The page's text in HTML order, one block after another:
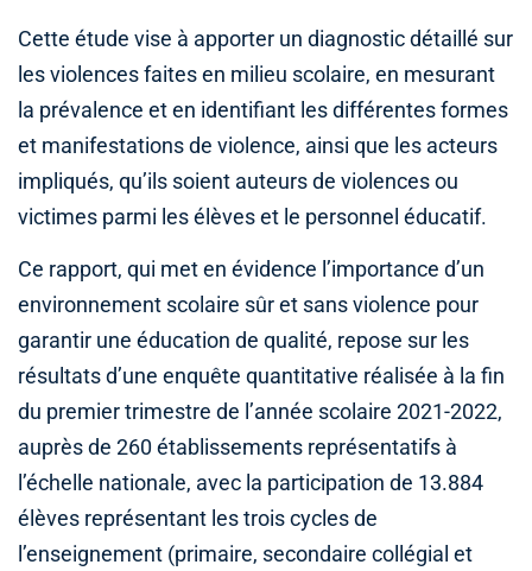
Cette étude vise à apporter un diagnostic détaillé sur
les violences faites en milieu scolaire, en mesurant
la prévalence et en identifiant les différentes formes
et manifestations de violence, ainsi que les acteurs
impliqués, qu’ils soient auteurs de violences ou
victimes parmi les élèves et le personnel éducatif.
Ce rapport, qui met en évidence l’importance d’un
environnement scolaire sûr et sans violence pour
garantir une éducation de qualité, repose sur les
résultats d’une enquête quantitative réalisée à la fin
du premier trimestre de l’année scolaire 2021-2022,
auprès de 260 établissements représentatifs à
l’échelle nationale, avec la participation de 13.884
élèves représentant les trois cycles de
l’enseignement (primaire, secondaire collégial et